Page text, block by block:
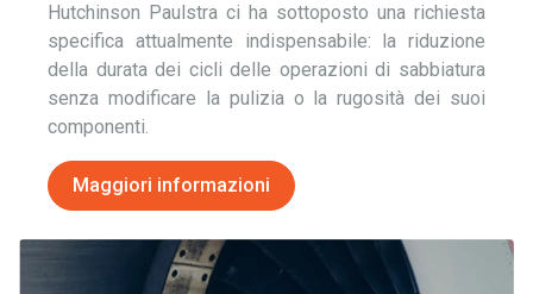
Hutchinson Paulstra ci ha sottoposto una richiesta
specifica attualmente indispensabile: la riduzione
della durata dei cicli delle operazioni di sabbiatura
senza modificare la pulizia o la rugosità dei suoi
componenti.
Maggiori informazioni